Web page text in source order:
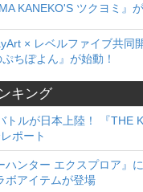
KANEKO'S ツクヨミ』
× レベルファイブ共同
ちぽよん』が始動！
キング
トルが日本上陸！ 『THE
ポート
ハンター エクスプロア』
ボアイテムが登場